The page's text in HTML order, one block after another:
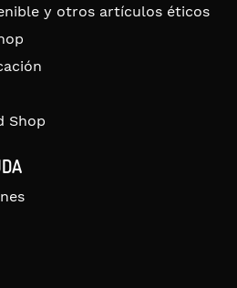
y otros artículos éticos
Shop